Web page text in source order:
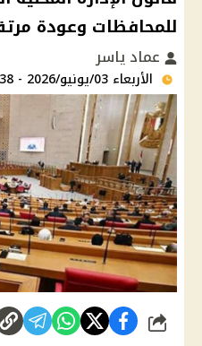
للمحافظات وعودة
عماد ياسر
الأربعاء 03/يونيو/2026 - 05:38 م
شارك